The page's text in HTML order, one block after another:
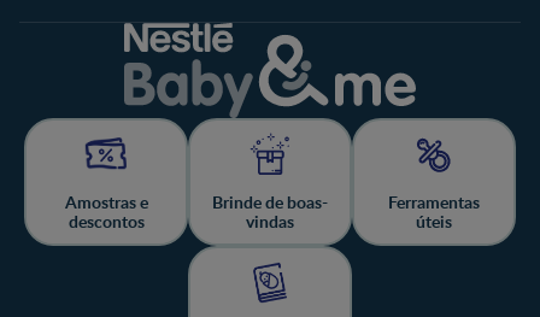
Amostras e
descontos
Brinde de boas-
vindas
Ferramentas
úteis